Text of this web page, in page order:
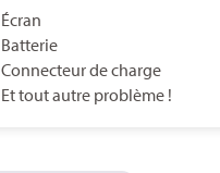
Écran
Batterie
Connecteur de charge
Et tout autre problème !